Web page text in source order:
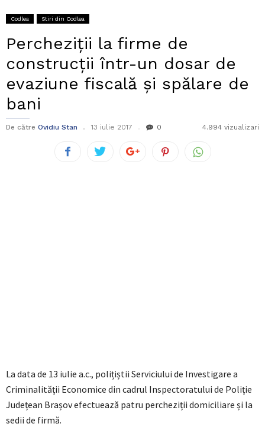
Codlea Stiri din Codlea
Percheziții la firme de
construcții într-un dosar de
evaziune fiscală și spălare de
bani
De către Ovidiu Stan 13 iulie 2017 0 4.994 vizualizari
La data de 13 iulie a.c., polițiștii Serviciului de Investigare a
Criminalității Economice din cadrul Inspectoratului de Poliție
Județean Brașov efectuează patru percheziții domiciliare și la
sedii de firmă.